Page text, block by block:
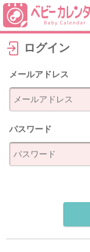
ログイン
メールアドレス
パスワード